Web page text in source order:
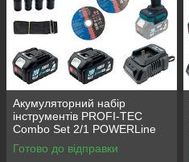
Акумуляторний набір
інструментів PROFI-TEC
Combo Set 2/1 POWERLine
(DGA20BL, DTW500BL)
(2×PT2040MP (4.0 Аг),
Готово до відправки